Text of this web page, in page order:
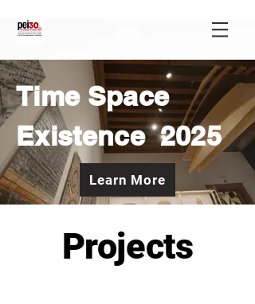
Time Space
Existence 2025
Learn More
Projects